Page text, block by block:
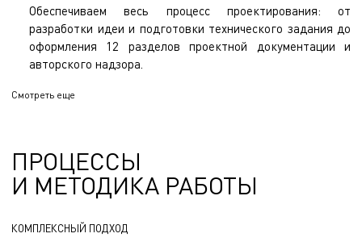
Обеспечиваем весь процесс проектирования: от
разработки идеи и подготовки технического задания до
оформления 12 разделов проектной документации и
авторского надзора.
нормам, что гарантирует надежность и долговечность
Сотрудничая с нами, вы получаете не просто проект, а
продуманное, индивидуальное решение, разработанное с
учетом ваших целей. ЭНЭКА – это команда, создающая
повышающие качество жизни.
Смотреть еще
ПРОЦЕССЫ
И МЕТОДИКА РАБОТЫ
КОМПЛЕКСНЫЙ ПОДХОД